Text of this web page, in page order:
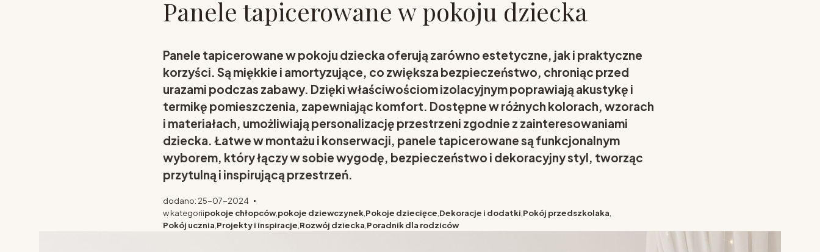
Panele tapicerowane w pokoju dziecka
Panele tapicerowane w pokoju dziecka oferują zarówno estetyczne, jak i praktyczne
korzyści. Są miękkie i amortyzujące, co zwiększa bezpieczeństwo, chroniąc przed
urazami podczas zabawy. Dzięki właściwościom izolacyjnym poprawiają akustykę i
termikę pomieszczenia, zapewniając komfort. Dostępne w różnych kolorach, wzorach
i materiałach, umożliwiają personalizację przestrzeni zgodnie z zainteresowaniami
dziecka. Łatwe w montażu i konserwacji, panele tapicerowane są funkcjonalnym
wyborem, który łączy w sobie wygodę, bezpieczeństwo i dekoracyjny styl, tworząc
przytulną i inspirującą przestrzeń.
dodano: 25-07-2024
w kategoriipokoje chłopców,pokoje dziewczynek,Pokoje dziecięce,Dekoracje i dodatki,Pokój przedszkolaka,
Pokój ucznia,Projekty i inspiracje,Rozwój dziecka,Poradnik dla rodziców